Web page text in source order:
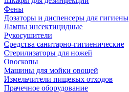
Фены
Дозаторы и диспенсеры для гигиены
Лампы инсектицидные
Рукосушители
Средства санитарно-гигиенические
Стерилизаторы для ножей
Овоскопы
Машины для мойки овощей
Измельчители пищевых отходов
Прачечное оборудование